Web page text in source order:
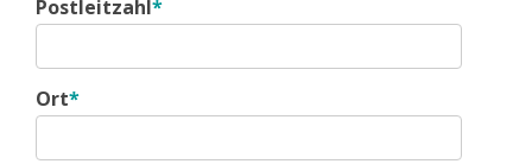
Postleitzahl*
Ort*